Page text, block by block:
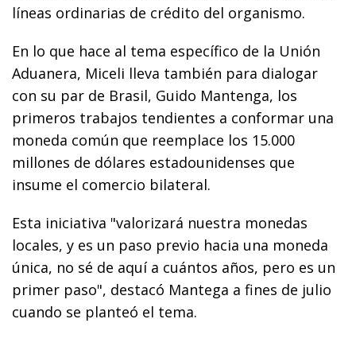
líneas ordinarias de crédito del organismo.
En lo que hace al tema específico de la Unión
Aduanera, Miceli lleva también para dialogar
con su par de Brasil, Guido Mantenga, los
primeros trabajos tendientes a conformar una
moneda común que reemplace los 15.000
millones de dólares estadounidenses que
insume el comercio bilateral.
Esta iniciativa "valorizará nuestra monedas
locales, y es un paso previo hacia una moneda
única, no sé de aquí a cuántos años, pero es un
primer paso", destacó Mantega a fines de julio
cuando se planteó el tema.